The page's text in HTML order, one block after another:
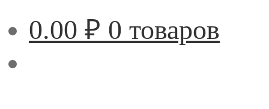
0.00 ₽ 0 товаров